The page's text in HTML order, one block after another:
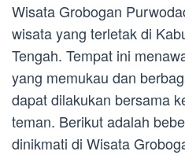
Wisata Grobogan
wisata yang terletak di
Tengah. Tempat ini
yang memukau dan
dapat dilakukan bersama
teman. Berikut adalah
dinikmati di Wisata